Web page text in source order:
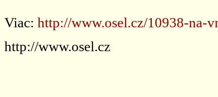
Viac: http://www.osel.cz/10938-na-
http://www.osel.cz